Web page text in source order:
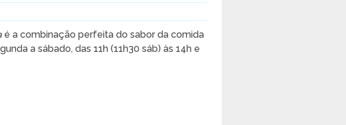
é a combinação perfeita do sabor da comida
a sábado, das 11h (11h30 sáb) às 14h e